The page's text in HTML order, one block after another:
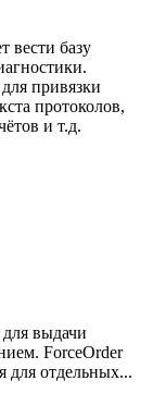
вести базу
привязки
протоколов,
и т.д.
выдачи
ForceOrder
для отдельных...